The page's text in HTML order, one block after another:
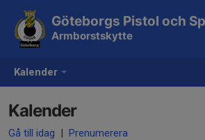
Kalender
Armborstskytte
Kalender
Gå till idag | Prenumerera